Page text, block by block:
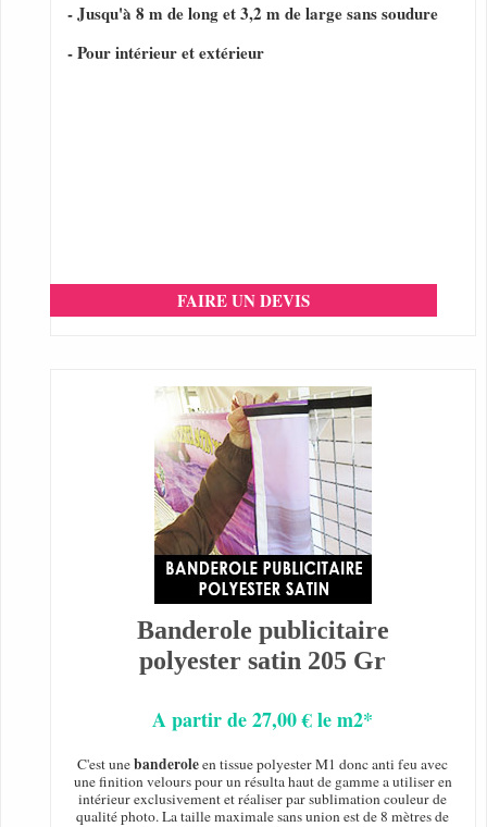
- Jusqu'à 8 m de long et 3,2 m de large sans soudure
- Pour intérieur et extérieur
FAIRE UN DEVIS
Banderole publicitaire
polyester satin 205 Gr
A partir de 27,00 € le m2*
C'est unebanderoleen tissue polyester M1 donc anti feu avec
une finition velours pour un résulta haut de gamme a utiliser en
intérieur exclusivement et réaliser par sublimation couleur de
qualité photo. La taille maximale sans union est de 8 mètres de